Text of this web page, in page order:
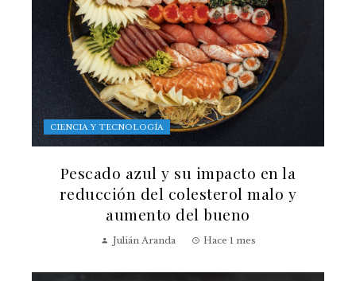
CIENCIA Y TECNOLOGÍA
Pescado azul y su impacto en la
reducción del colesterol malo y
aumento del bueno
Julián Aranda Hace 1 mes